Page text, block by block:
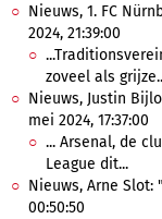
Nieuws, 1. FC
2024, 21:39:00
zoveel als
Nieuws, Justin
mei 2024, 17:37:00
... Arsenal, de
League dit...
Nieuws, Arne Slot:
00:50:50